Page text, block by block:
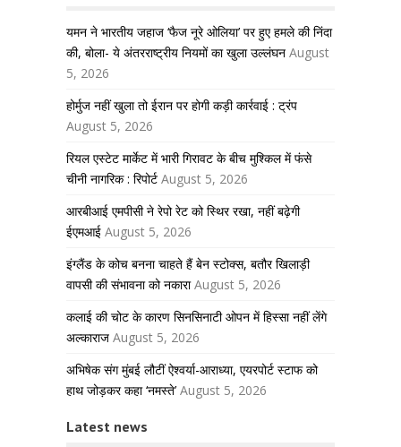
यमन ने भारतीय जहाज ‘फैज नूरे ओलिया’ पर हुए हमले की निंदा
की, बोला- ये अंतरराष्ट्रीय नियमों का खुला उल्लंघन August
5, 2026
होर्मुज नहीं खुला तो ईरान पर होगी कड़ी कार्रवाई : ट्रंप
August 5, 2026
रियल एस्टेट मार्केट में भारी गिरावट के बीच मुश्किल में फंसे
चीनी नागरिक : रिपोर्ट August 5, 2026
आरबीआई एमपीसी ने रेपो रेट को स्थिर रखा, नहीं बढ़ेगी
ईएमआई August 5, 2026
इंग्लैंड के कोच बनना चाहते हैं बेन स्टोक्स, बतौर खिलाड़ी
वापसी की संभावना को नकारा August 5, 2026
कलाई की चोट के कारण सिनसिनाटी ओपन में हिस्सा नहीं लेंगे
अल्काराज August 5, 2026
अभिषेक संग मुंबई लौटीं ऐश्वर्या-आराध्या, एयरपोर्ट स्टाफ को
हाथ जोड़कर कहा ‘नमस्ते’ August 5, 2026
Latest news